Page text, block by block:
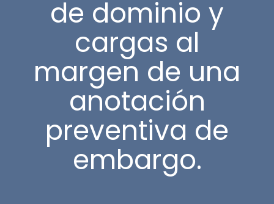
de dominio y
cargas al
margen de una
anotación
preventiva de
embargo.